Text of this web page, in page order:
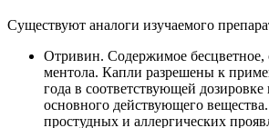
Существуют аналоги изучаемого
Отривин. Содержимое бесцветное,
ментола. Капли разрешены к
года в соответствующей
основного действующего
простудных и аллергических